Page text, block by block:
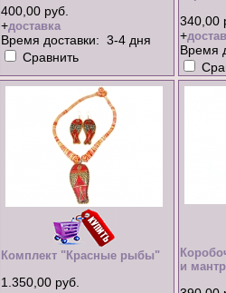
400,00 руб.
+доставка
Время доставки: 3-4 дня
Сравнить
340,00
+
Время
Комплект "Красные рыбы"
1.350,00 руб.
и